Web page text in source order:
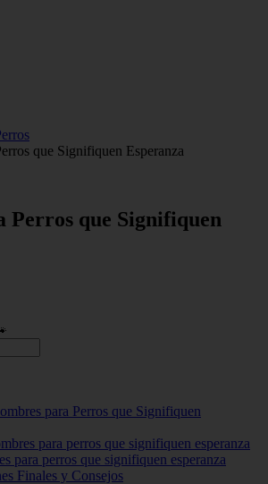
que Signifiquen Esperanza
Perros que Signifiquen
para Perros que Signifiquen
para perros que signifiquen esperanza
para perros que signifiquen esperanza
Finales y Consejos